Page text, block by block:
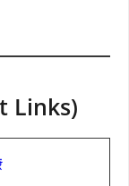
Links)